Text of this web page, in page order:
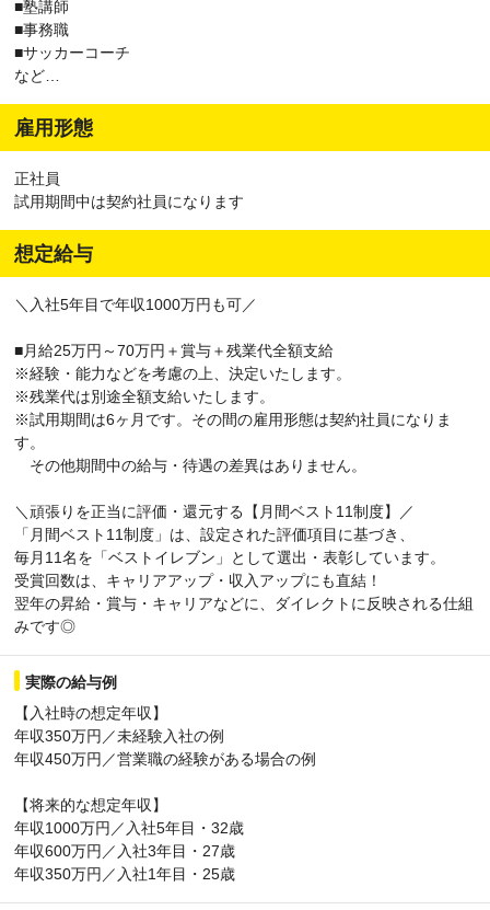
■塾講師
■事務職
■サッカーコーチ
など…
雇用形態
正社員
試用期間中は契約社員になります
想定給与
＼入社5年目で年収1000万円も可／
■月給25万円～70万円＋賞与＋残業代全額支給
※経験・能力などを考慮の上、決定いたします。
※残業代は別途全額支給いたします。
※試用期間は6ヶ月です。その間の雇用形態は契約社員になりま
す。
その他期間中の給与・待遇の差異はありません。
＼頑張りを正当に評価・還元する【月間ベスト11制度】／
「⽉間ベスト11制度」は、設定された評価項⽬に基づき、
毎⽉11名を「ベストイレブン」として選出・表彰しています。
受賞回数は、キャリアアップ・収⼊アップにも直結！
翌年の昇給・賞与・キャリアなどに、ダイレクトに反映される仕組
みです◎
実際の給与例
【入社時の想定年収】
年収350万円／未経験入社の例
年収450万円／営業職の経験がある場合の例
【将来的な想定年収】
年収1000万円／入社5年目・32歳
年収600万円／入社3年目・27歳
年収350万円／入社1年目・25歳